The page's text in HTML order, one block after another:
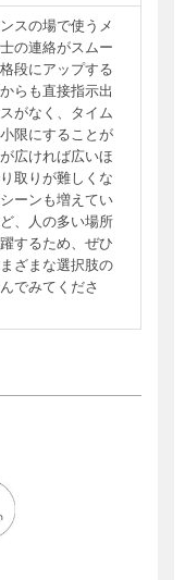
スの場で使うメ
の連絡がスムー
段にアップする
らも直接指示出
がなく、タイム
限にすることが
広ければ広いほ
取りが難しくな
ーンも増えてい
、人の多い場所
するため、ぜひ
ざまな選択肢の
でみてくださ